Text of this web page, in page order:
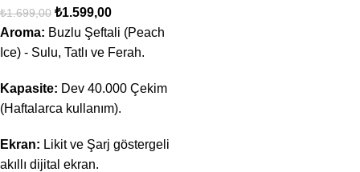
₺1.699,00 ₺1.599,00
Aroma: Buzlu Şeftali (Peach
Ice) - Sulu, Tatlı ve Ferah.
Kapasite: Dev 40.000 Çekim
(Haftalarca kullanım).
Ekran: Likit ve Şarj göstergeli
akıllı dijital ekran.